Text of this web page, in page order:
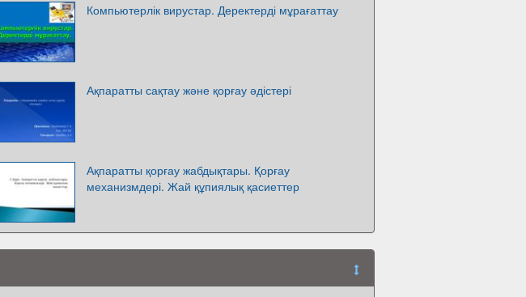
Компьютерлік вирустар. Деректерді мұрағаттау
Ақпаратты сақтау және қорғау әдістері
Ақпаратты қорғау жабдықтары. Қорғау
механизмдері. Жай құпиялық қасиеттер